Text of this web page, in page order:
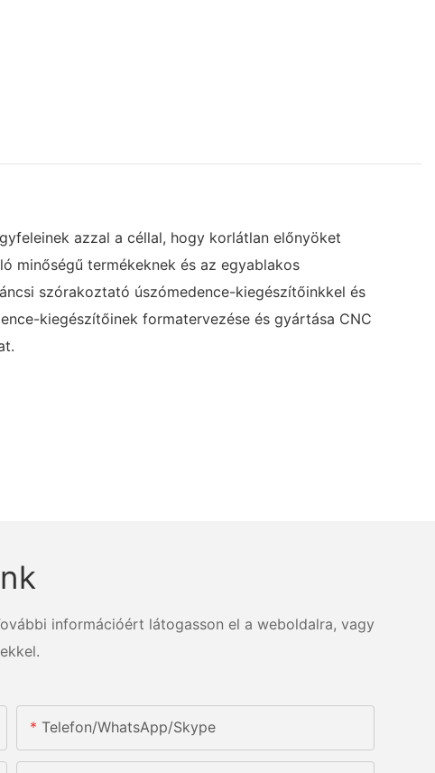
azzal a céllal, hogy korlátlan előnyöket
minőségű termékeknek és az egyablakos
szórakoztató úszómedence-kiegészítőinkkel és
kiegészítőinek formatervezése és gyártása CNC
információért látogasson el a weboldalra, vagy
Telefon/WhatsApp/Skype